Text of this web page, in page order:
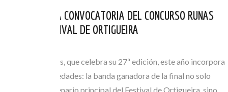
ABIERTA NUEVA CONVOCATORIA DEL CONCURSO RUNAS
2026 DEL FESTIVAL DE ORTIGUEIRA
El certamen Runas, que celebra su 27ª edición, este año incorpora
importantes novedades: la banda ganadora de la final no solo
actuará en el escenario principal del Festival de Ortigueira, sino